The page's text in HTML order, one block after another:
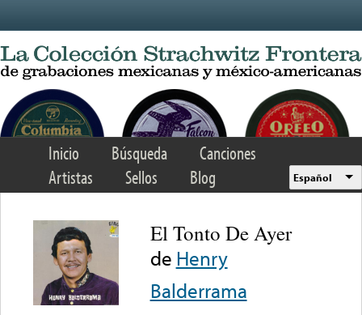
Inicio Búsqueda
Canciones
Artistas
Sellos Blog Español
El Tonto De Ayer
de Henry
Balderrama